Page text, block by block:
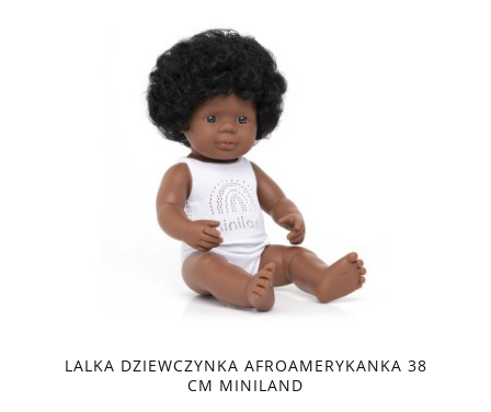
LALKA DZIEWCZYNKA AFROAMERYKANKA 38
CM MINILAND